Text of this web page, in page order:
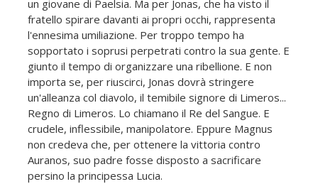
un giovane di Paelsia. Ma per Jonas, che ha visto il
fratello spirare davanti ai propri occhi, rappresenta
l'ennesima umiliazione. Per troppo tempo ha
sopportato i soprusi perpetrati contro la sua gente. E
giunto il tempo di organizzare una ribellione. E non
importa se, per riuscirci, Jonas dovrà stringere
un'alleanza col diavolo, il temibile signore di Limeros...
Regno di Limeros. Lo chiamano il Re del Sangue. E
crudele, inflessibile, manipolatore. Eppure Magnus
non credeva che, per ottenere la vittoria contro
Auranos, suo padre fosse disposto a sacrificare
persino la principessa Lucia.